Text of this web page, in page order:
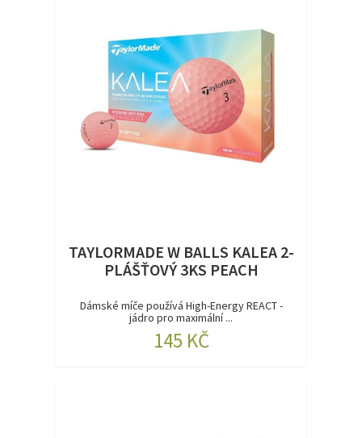
TAYLORMADE W BALLS KALEA 2-
PLÁŠŤOVÝ 3KS PEACH
Dámské míče používá High-Energy REACT -
jádro pro maximální ...
145 KČ